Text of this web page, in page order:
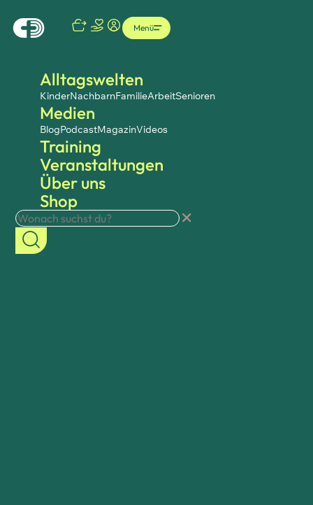
Alltagswelten
KinderNachbarnFamilieArbeitSenioren
Medien
BlogPodcastMagazinVideos
Training
Veranstaltungen
Über uns
Shop
Menü